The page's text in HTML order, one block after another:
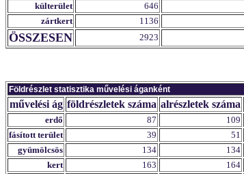
külterület
646
zártkert
1136
ÖSSZESEN 2923
Földrészlet statisztika művelési áganként
művelési ág földrészletek száma alrészletek száma
erdő 87 109
fásított terület
39 51
gyümölcsös
134 134
kert
163 164